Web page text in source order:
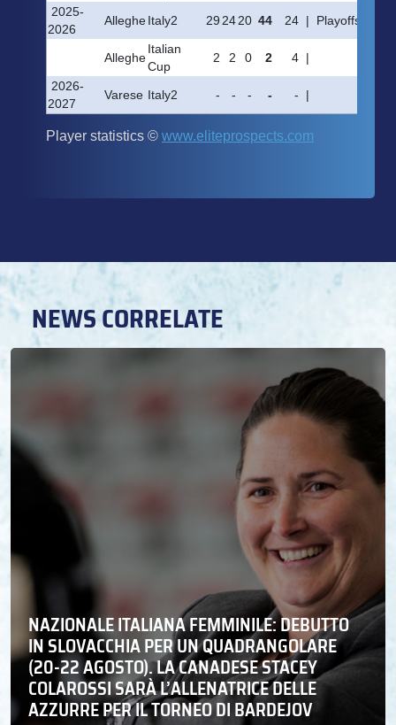
NEWS CORRELATE
NAZIONALE ITALIANA FEMMINILE: DEBUTTO
IN SLOVACCHIA PER UN QUADRANGOLARE
(20-22 AGOSTO). LA CANADESE STACEY
COLAROSSI SARÀ L’ALLENATRICE DELLE
AZZURRE PER IL TORNEO DI BARDEJOV